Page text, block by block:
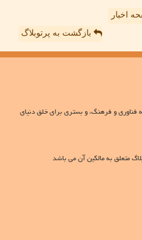
اخبار
بازگشت به پرتوبلاگ
فناوری و فرهنگ، و بستری برای خلق دنیای